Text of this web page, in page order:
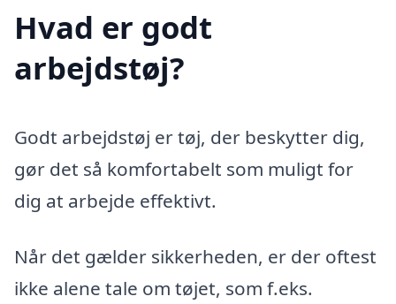
Hvad er godt
arbejdstøj?
Godt arbejdstøj er tøj, der beskytter dig,
gør det så komfortabelt som muligt for
dig at arbejde effektivt.
Når det gælder sikkerheden, er der oftest
ikke alene tale om tøjet, som f.eks.